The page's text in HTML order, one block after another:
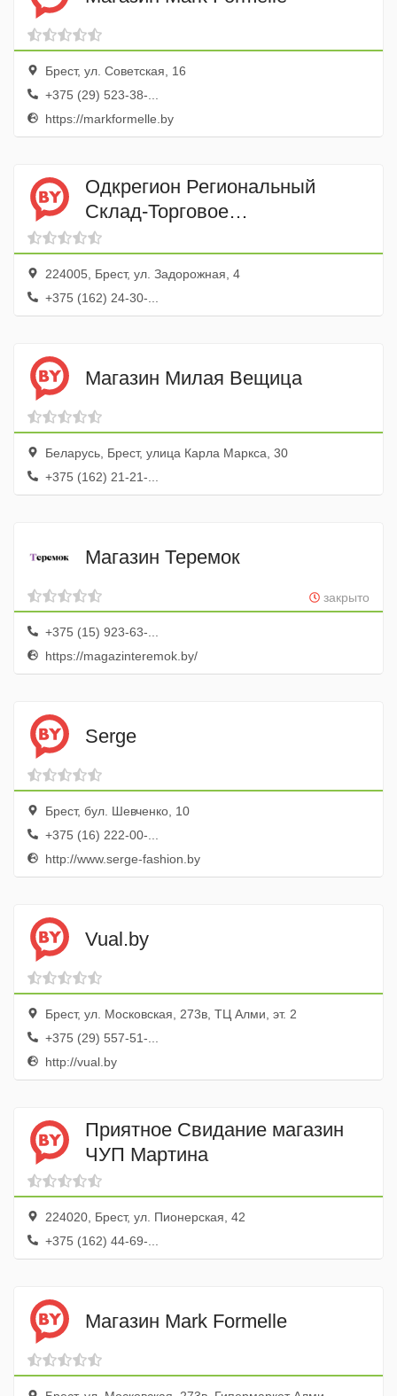
Брест, ул. Советская, 16
+375 (29) 523-38-...
https://markformelle.by
Одкрегион Региональный
Склад-Торговое
Представительство в г. Брест
224005, Брест, ул. Задорожная, 4
+375 (162) 24-30-...
Магазин Милая Вещица
Беларусь, Брест, улица Карла Маркса, 30
+375 (162) 21-21-...
Магазин Теремок
закрыто
+375 (15) 923-63-...
https://magazinteremok.by/
Serge
Брест, бул. Шевченко, 10
+375 (16) 222-00-...
http://www.serge-fashion.by
Vual.by
Брест, ул. Московская, 273в, ТЦ Алми, эт. 2
+375 (29) 557-51-...
http://vual.by
Приятное Свидание магазин
ЧУП Мартина
224020, Брест, ул. Пионерская, 42
+375 (162) 44-69-...
Магазин Mark Formelle